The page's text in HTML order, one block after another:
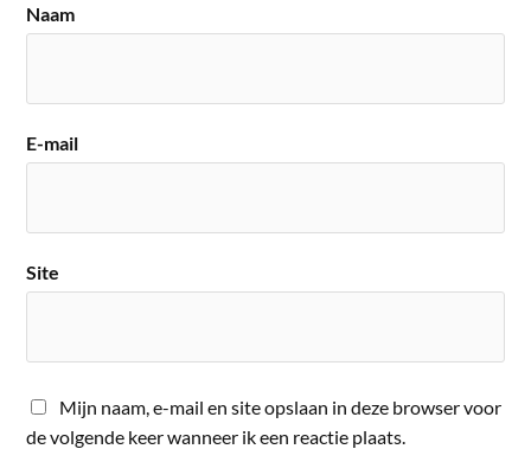
Naam
E-mail
Site
Mijn naam, e-mail en site opslaan in deze browser voor
de volgende keer wanneer ik een reactie plaats.